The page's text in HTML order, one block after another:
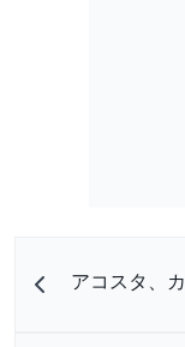
アコスタ、